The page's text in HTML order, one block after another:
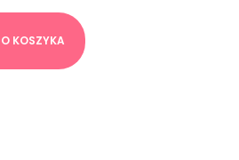
KOSZYKA